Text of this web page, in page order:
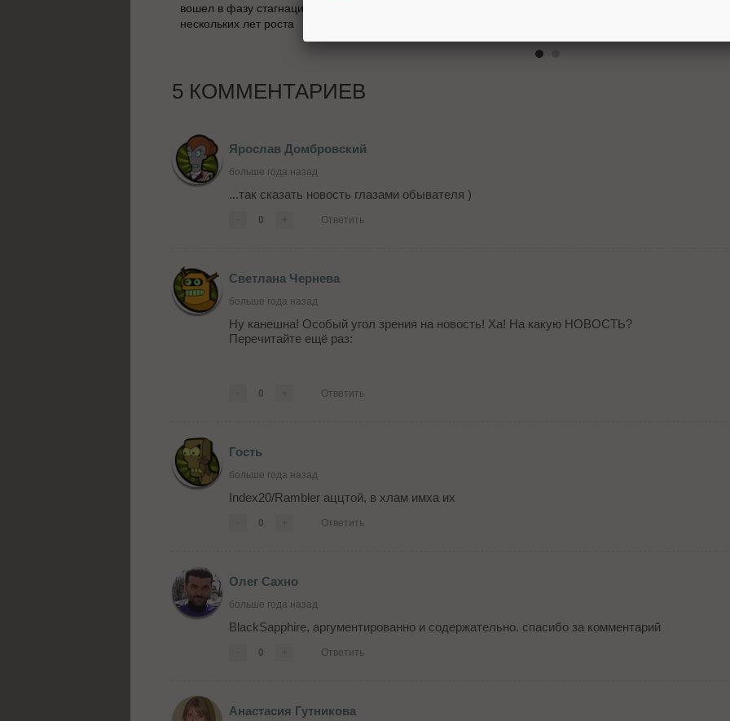
вошел в фазу стагнации после
нескольких лет роста
5 КОММЕНТАРИЕВ
Ярослав Домбровский
больше года назад
...так сказать новость глазами обывателя )
0 Ответить
Светлана Чернева
больше года назад
Ну канешна! Особый угол зрения на новость! Ха! На какую НОВОСТЬ?
Перечитайте ещё раз:
0 Ответить
Гость
больше года назад
Index20/Rambler аццтой, в хлам имха их
0 Ответить
Олег Сахно
больше года назад
BlackSapphire, аргументированно и содержательно. спасибо за комментарий
0 Ответить
Анастасия Гутникова